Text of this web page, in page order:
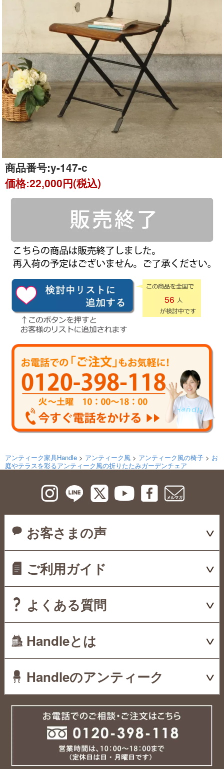
商品番号:y-147-c
価格:22,000円(税込)
56
アンティーク家具Handle > アンティーク風 > アンティーク風の椅子 > お
庭やテラスを彩るアンティーク風の折りたたみガーデンチェア
お客さまの声
ご利用ガイド
よくある質問
Handleとは
Handleのアンティーク